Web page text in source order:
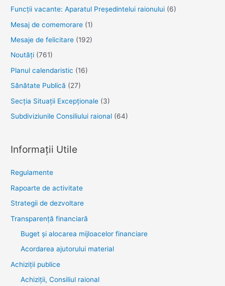
Funcții vacante: Aparatul Președintelui raionului (6)
Mesaj de comemorare (1)
Mesaje de felicitare (192)
Noutăţi (761)
Planul calendaristic (16)
Sănătate Publică (27)
Secția Situații Excepționale (3)
Subdiviziunile Consiliului raional (64)
Informații Utile
Regulamente
Rapoarte de activitate
Strategii de dezvoltare
Transparenţă financiară
Buget și alocarea mijloacelor financiare
Acordarea ajutorului material
Achiziţii publice
Achiziții, Consiliul raional